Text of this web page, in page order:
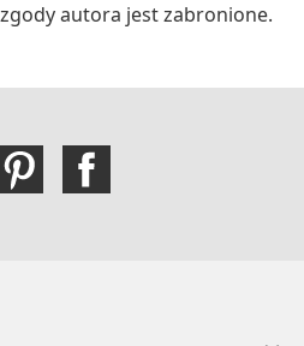
autora jest zabronione.